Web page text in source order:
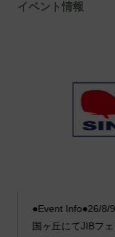
イベント情報
●Event Info●26/8/
国ヶ丘にてJIBフェ